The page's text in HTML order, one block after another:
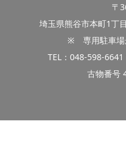
〒
埼玉県熊谷市本町1
※ 専用駐車場
TEL：048-598-
古物番号